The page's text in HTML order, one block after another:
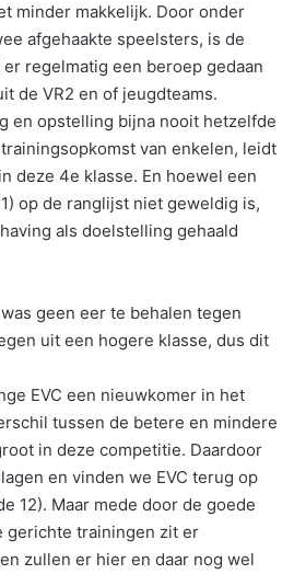
minder makkelijk. Door onder
afgehaakte speelsters, is de
regelmatig een beroep gedaan
de VR2 en of jeugdteams.
en opstelling bijna nooit hetzelfde
van enkelen, leidt
deze 4e klasse. En hoewel een
op de ranglijst niet geweldig is,
als doelstelling gehaald
geen eer te behalen tegen
uit een hogere klasse, dus dit
EVC een nieuwkomer in het
tussen de betere en mindere
in deze competitie. Daardoor
en vinden we EVC terug op
12). Maar mede door de goede
gerichte trainingen zit er
zullen er hier en daar nog wel